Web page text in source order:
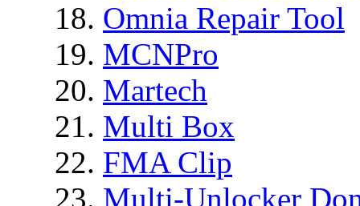
Omnia Repair Tool
MCNPro
Martech
Multi Box
FMA Clip
Multi-Unlocker